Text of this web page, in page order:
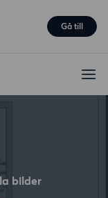
Gå till
bilder